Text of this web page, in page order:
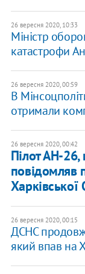
26 вересня 2020, 10:33
Міністр
катастрофи
26 вересня 2020, 00:59
В
отримали
26 вересня 2020, 00:42
Пілот АН-
повідомляв
26 вересня 2020, 00:15
ДСНС
який впав на